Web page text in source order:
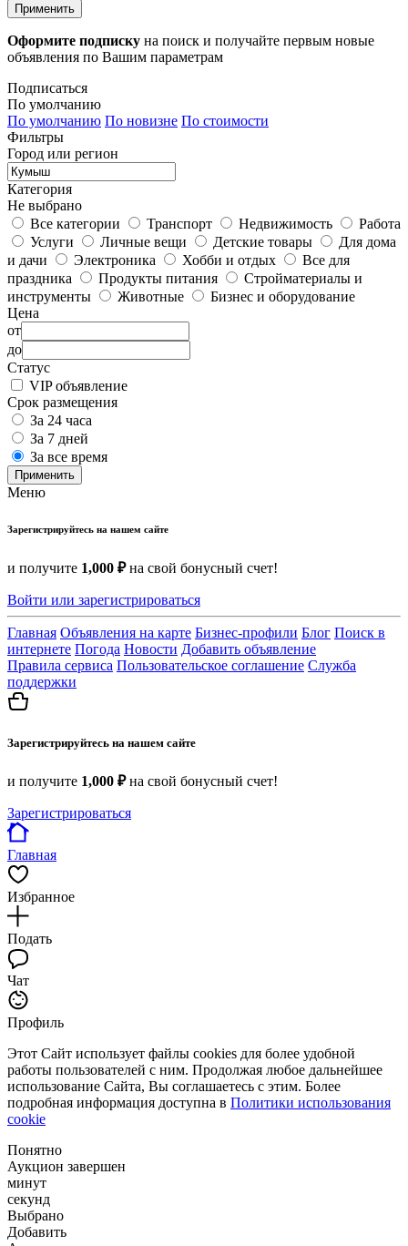
Применить
Оформите подписку на поиск и получайте первым новые
объявления по Вашим параметрам
Подписаться
По умолчанию
По умолчанию По новизне По стоимости
Фильтры
Город или регион
Категория
Не выбрано
Все категории
Транспорт Недвижимость
Работа
Услуги
Личные вещи Детские товары
Для дома
и дачи
Электроника Хобби и отдых
Все для
праздника
Продукты питания
Стройматериалы и
инструменты
Животные
Бизнес и оборудование
Цена
от
до
Статус
VIP объявление
Срок размещения
За 24 часа
За 7 дней
За все время
Применить
Меню
Зарегистрируйтесь на нашем сайте
и получите 1,000 ₽на свой бонусный счет!
Войти или зарегистрироваться
Главная Объявления на карте Бизнес-профили Блог Поиск в
интернете Погода Новости Добавить объявление
Правила сервиса Пользовательское соглашение Служба
поддержки
Зарегистрируйтесь на нашем сайте
и получите 1,000 ₽на свой бонусный счет!
Зарегистрироваться
Главная
Избранное
Подать
Чат
Профиль
Этот Сайт использует файлы cookies для более удобной
работы пользователей с ним. Продолжая любое дальнейшее
использование Сайта, Вы соглашаетесь с этим. Более
подробная информация доступна в Политики использования
cookie
Понятно
Аукцион завершен
минут
секунд
Выбрано
Добавить